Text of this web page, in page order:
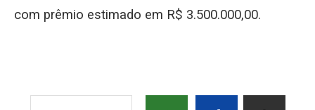
com prêmio estimado em R$ 3.500.000,00.